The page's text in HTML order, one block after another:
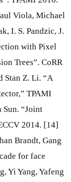
Viola, Michael
I. S. Pandzic, J.
with Pixel
Trees”. CoRR
Stan Z. Li. “A
TPAMI
Sun. “Joint
2014. [14]
Brandt, Gang
for face
Yi Yang, Yafeng